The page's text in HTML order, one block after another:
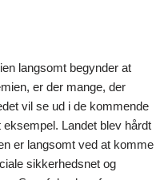
langsomt begynder at
er der mange, der
vil se ud i de kommende
Landet blev hårdt
er langsomt ved at komme
sikkerhedsnet og